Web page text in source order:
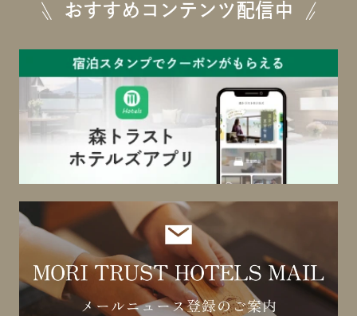
おすすめコンテンツ配信中